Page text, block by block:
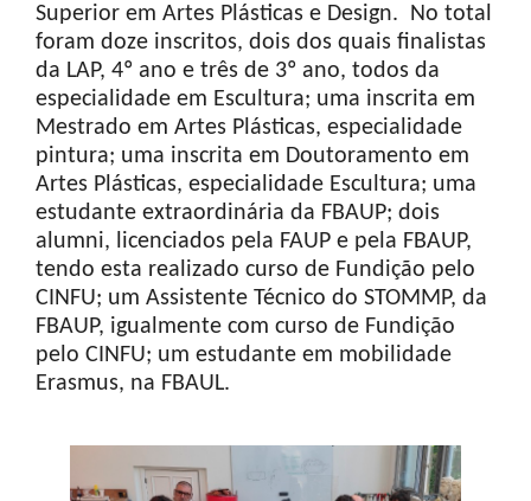
Superior em Artes Plásticas e Design. No total
foram doze inscritos, dois dos quais finalistas
da LAP, 4º ano e três de 3º ano, todos da
especialidade em Escultura; uma inscrita em
Mestrado em Artes Plásticas, especialidade
pintura; uma inscrita em Doutoramento em
Artes Plásticas, especialidade Escultura; uma
estudante extraordinária da FBAUP; dois
alumni, licenciados pela FAUP e pela FBAUP,
tendo esta realizado curso de Fundição pelo
CINFU; um Assistente Técnico do STOMMP, da
FBAUP, igualmente com curso de Fundição
pelo CINFU; um estudante em mobilidade
Erasmus, na FBAUL.